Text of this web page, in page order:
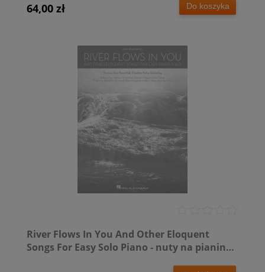
64,00 zł Do koszyka
River Flows In You And Other Eloquent
Songs For Easy Solo Piano - nuty na pianino